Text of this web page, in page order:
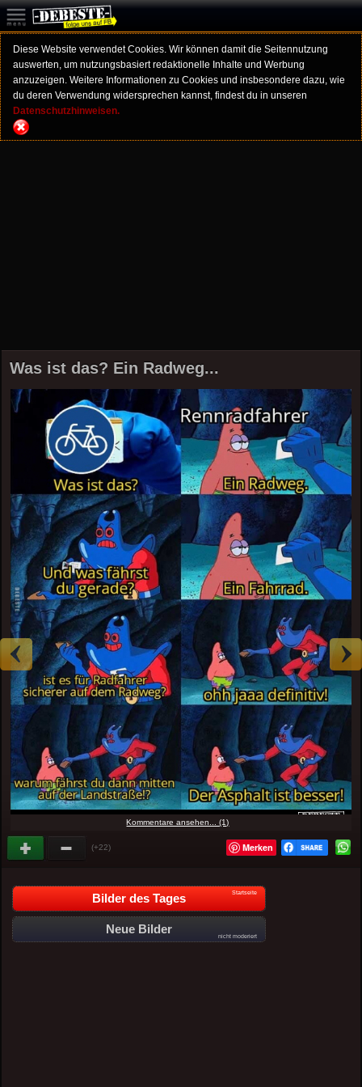
Diese Website verwendet Cookies. Wir können damit die Seitennutzung
auswerten, um nutzungsbasiert redaktionelle Inhalte und Werbung
anzuzeigen. Weitere Informationen zu Cookies und insbesondere dazu, wie
du deren Verwendung widersprechen kannst, findest du in unseren
Datenschutzhinweisen.
Was ist das? Ein Radweg...
Kommentare ansehen... (1)
(+22) Merken
Bilder des Tages Startseite
Neue Bilder
nicht moderiert